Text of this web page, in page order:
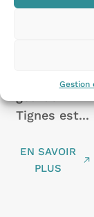
Gestion
Tignes est...
EN SAVOIR
PLUS